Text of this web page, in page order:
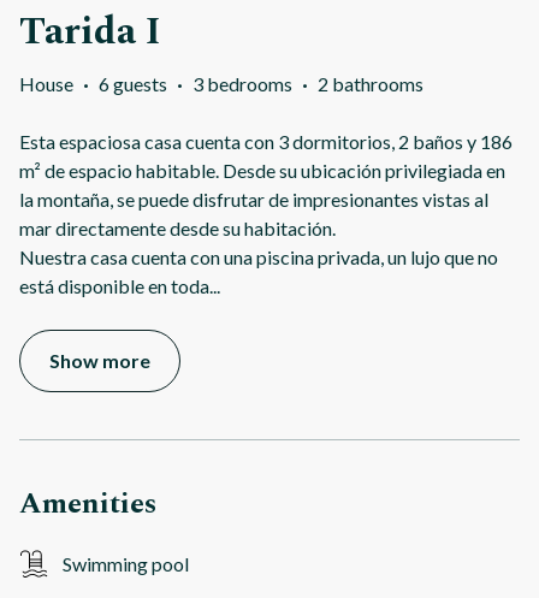
Tarida I
House · 6 guests · 3 bedrooms · 2 bathrooms
Esta espaciosa casa cuenta con 3 dormitorios, 2 baños y 186
m² de espacio habitable. Desde su ubicación privilegiada en
la montaña, se puede disfrutar de impresionantes vistas al
mar directamente desde su habitación.
Nuestra casa cuenta con una piscina privada, un lujo que no
está disponible en toda...
Show more
Amenities
Swimming pool